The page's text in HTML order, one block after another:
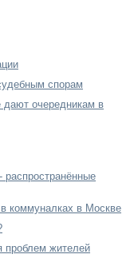
спорам
дают очередникам в
коммуналках в Москве
проблем жителей